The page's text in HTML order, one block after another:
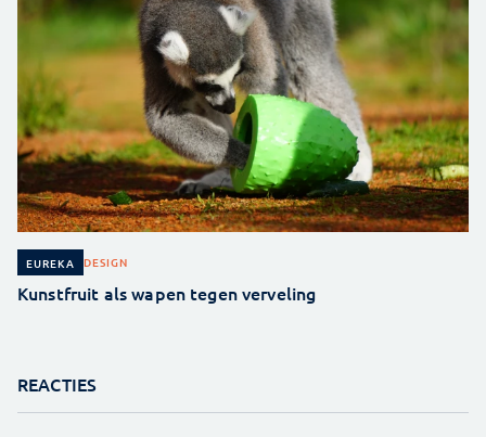
EUREKA DESIGN
Kunstfruit als wapen tegen verveling
REACTIES